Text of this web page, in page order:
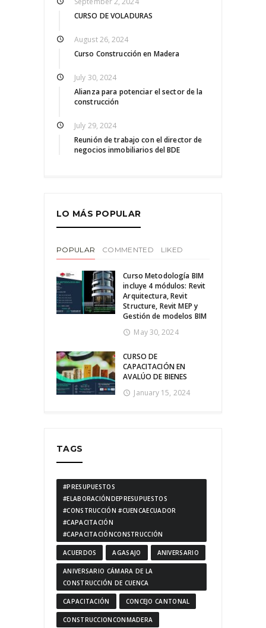
CURSO DE VOLADURAS
August 26, 2024
Curso Construcción en Madera
July 30, 2024
Alianza para potenciar el sector de la
construcción
July 29, 2024
Reunión de trabajo con el director de
negocios inmobiliarios del BDE
LO MÁS POPULAR
POPULAR COMMENTED LIKED
Curso Metodología BIM
incluye 4 módulos: Revit
Arquitectura, Revit
Structure, Revit MEP y
Gestión de modelos BIM
May 30, 2024
CURSO DE
CAPACITACIÓN EN
AVALÚO DE BIENES
January 15, 2024
TAGS
#PRESUPUESTOS
#ELABORACIÓNDEPRESUPUESTOS
#CONSTRUCCIÓN #CUENCAECUADOR
#CAPACITACIÓN
#CAPACITACIÓNCONSTRUCCIÓN
ACUERDOS AGASAJO ANIVERSARIO
ANIVERSARIO CÁMARA DE LA
CONSTRUCCIÓN DE CUENCA
CAPACITACIÓN CONCEJO CANTONAL
CONSTRUCCIONCONMADERA